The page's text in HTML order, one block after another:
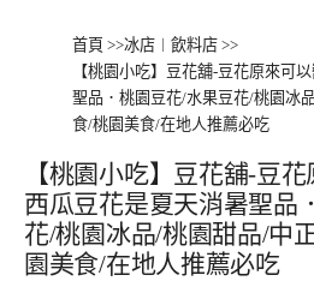
首頁 >>冰店︱飲料店 >>
【桃園小吃】豆花舖-豆花原來可
聖品．桃園豆花/水果豆花/桃園冰
食/桃園美食/在地人推薦必吃
【桃園小吃】豆花舖-豆
西瓜豆花是夏天消暑聖品
花/桃園冰品/桃園甜品/中
園美食/在地人推薦必吃